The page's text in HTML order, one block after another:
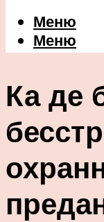
Меню
Меню
Ка де